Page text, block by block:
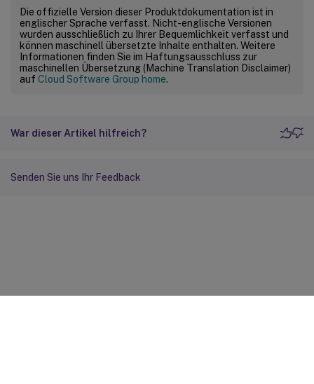
Die offizielle Version dieser Produktdokumentation ist in
englischer Sprache verfasst. Nicht-englische Versionen
wurden ausschließlich zu Ihrer Bequemlichkeit verfasst und
können maschinell übersetzte Inhalte enthalten. Weitere
Informationen finden Sie im Haftungsausschluss zur
maschinellen Übersetzung (Machine Translation Disclaimer)
auf Cloud Software Group home.
War dieser Artikel hilfreich?
Senden Sie uns Ihr Feedback